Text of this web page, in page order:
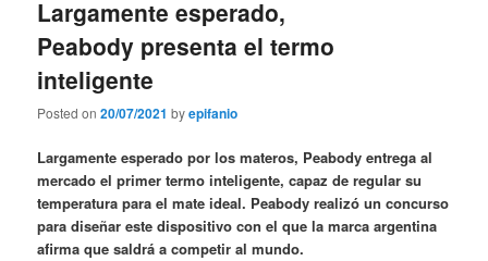
Largamente esperado,
Peabody presenta el termo
inteligente
Posted on20/07/2021 byepifanio
Largamente esperado por los materos, Peabody entrega al
mercado el primer termo inteligente, capaz de regular su
temperatura para el mate ideal. Peabody realizó un concurso
para diseñar este dispositivo con el que la marca argentina
afirma que saldrá a competir al mundo.